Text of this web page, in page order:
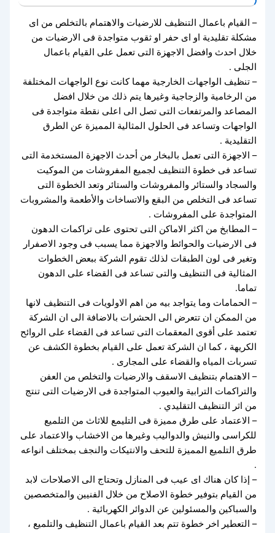
– القيام باعمال التنظيف للارضيات والاهتمام بالتخلص من اى
مشكلة تقليدية او اى حفر او ثقوب متواجدة فى الارضيات من
خلال احدث وافضل الاجهزة التى تعمل على القيام باعمال
الجلى .
– تنظيف الواجهات الخارجية مهما كانت نوع الواجهات المختلفة
من الرخامية والزجاجية وغيرها يتم ذلك من خلال افضل
المصاعد والمرتفعات التى تصل الى اعلى نقطة متواجدة فى
الواجهات وتساعد فى الحلول المثالية المميزة عن الطرق
التقليدية .
– الاجهزة التى تعمل بالبخار من أحدث الاجهزة المستخدمة التى
تساعد فى خطوة التنظيف لجميع المفروشات من الموكيت
والسجاد والستائر والمفروشات والستائر وتعد الخطوة التى
تساعد فى التخلص من البقع والاتساخات والأطعمة والمشروبات
المتواجدة على المفروشات .
– المطابخ من اكثر الاماكن التى تحتوى على تراكمات الدهون
فى الارضيات والحوائط والاجهزة مما يسبب فى وجود الاصفرار
وتغير فى لون الطبقات لذلك تقوم الشركة ببعض الخطوات
المثالية فى التنظيف والتى تساعد فى القضاء على الدهون
تماما.
– الحمامات وما يتواجد بيه من اهم الاولويات فى التنظيف لانها
من الممكن ان تتعرض الى الحشرات بالاضافة الى ان الشركة
تعتمد على أقوى المعقمات التى تساعد فى القضاء على الروائح
الكريهة ، كما ان الشركة تعمل على القيام بخطوة الكشف عن
تسربات المياه والقضاء على المجارى .
– الاهتمام بتنظيف الاسقف والارضيات والتخلص من العفن
والتراكمات الترابية والعيوب المتواجدة فى الارضيات التى تنتج
من اثر التنظيف التقليدي .
– الاعتماد على طرق مميزة فى التليمع للاثاث من التلميع
للكراسى والنيش والدواليب وغيرها من الاخشاب والاعتماد على
طرق التلميع المميزة للتحف والانتيكات والنجف بمختلف انواعه
.
– إذا كان هناك اى عيب فى المنازل وتحتاج الى الاصلاحات لابد
من القيام بتوفير خطوة الاصلاح من خلال الفنيين والمتخصصين
والسباكين والمسئولين عن الدوائر الكهربائية .
– التعطير اخر خطوة تتم بعد القيام باعمال التنظيف والتلميع ،